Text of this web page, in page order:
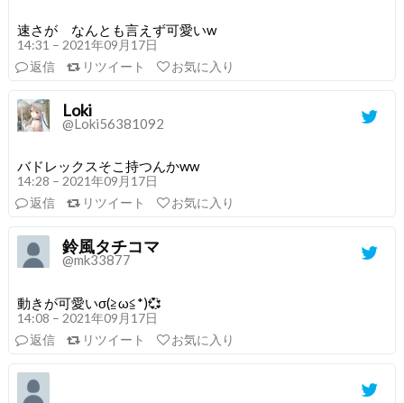
速さが なんとも言えず可愛いw
14:31 – 2021年09月17日
返信
リツイート お気に入り
Loki
@Loki56381092
バドレックスそこ持つんかww
14:28 – 2021年09月17日
返信
リツイート お気に入り
鈴風タチコマ
@mk33877
動きが可愛いσ(≧ω≦*)💞
14:08 – 2021年09月17日
返信
リツイート お気に入り